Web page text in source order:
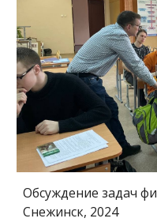
Обсуждение задач
Снежинск, 2024